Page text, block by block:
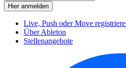
Live, Push oder Move
Über Ableton
Stellenangebote